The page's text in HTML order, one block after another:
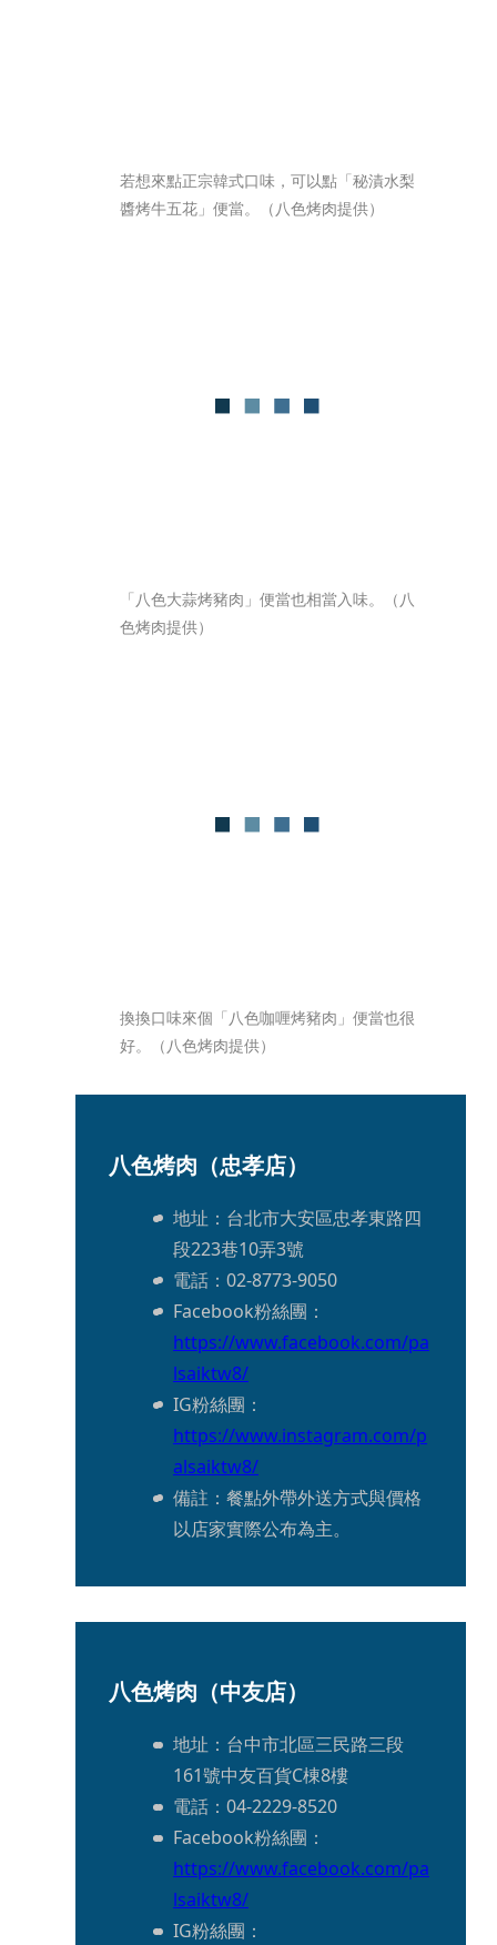
若想來點正宗韓式口味，可以點「秘漬水梨
醬烤牛五花」便當。（八色烤肉提供）
「八色大蒜烤豬肉」便當也相當入味。（八
色烤肉提供）
換換口味來個「八色咖喱烤豬肉」便當也很
好。（八色烤肉提供）
八色烤肉（忠孝店）
地址：台北市大安區忠孝東路四
段223巷10弄3號
電話：02-8773-9050
Facebook粉絲團：
https://www.facebook.com/pa
lsaiktw8/
IG粉絲團：
https://www.instagram.com/p
alsaiktw8/
備註：餐點外帶外送方式與價格
以店家實際公布為主。
八色烤肉（中友店）
地址：台中市北區三民路三段
161號中友百貨C棟8樓
電話：04-2229-8520
Facebook粉絲團：
https://www.facebook.com/pa
lsaiktw8/
IG粉絲團：